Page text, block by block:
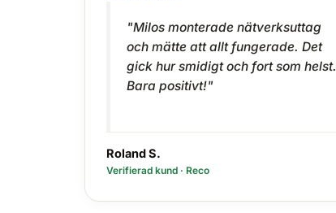
"Milos monterade nätverksuttag
och mätte att allt fungerade. Det
gick hur smidigt och fort som helst.
Bara positivt!"
Roland S.
Verifierad kund · Reco